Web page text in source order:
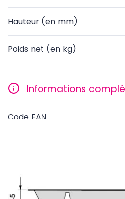
Hauteur (en mm)
Poids net (en kg)
Informations
Code EAN